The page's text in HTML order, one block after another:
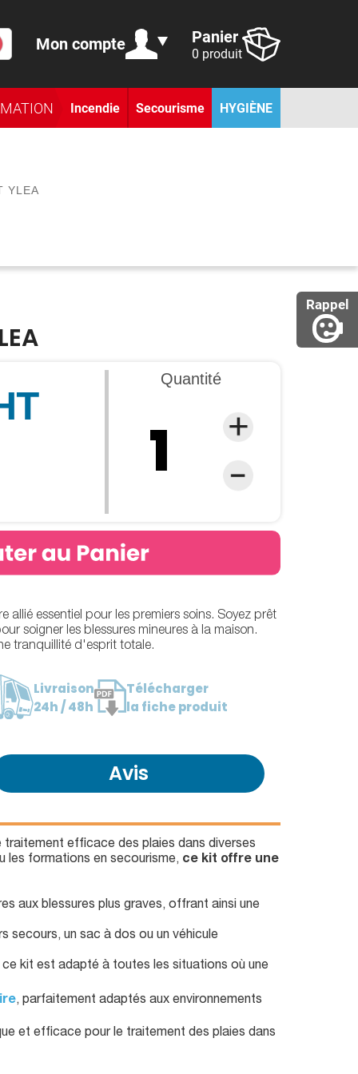
Rappel
Mon compte Panier
0 produit
Incendie Secourisme HYGIÈNE
YLEA
Quantité
allié essentiel pour les premiers soins. Soyez prêt
soigner les blessures mineures à la maison.
tranquillité d'esprit totale.
Livraison
24h / 48h
Télécharger
la fiche produit
Avis
efficace des plaies dans diverses
les formations en secourisme, ce kit offre une
aux blessures plus graves, offrant ainsi une
secours, un sac à dos ou un véhicule
kit est adapté à toutes les situations où une
, parfaitement adaptés aux environnements
et efficace pour le traitement des plaies dans